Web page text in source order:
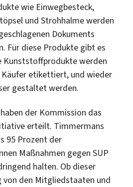
wie Einwegbesteck,
und Strohhalme werden
Dokuments
Für diese Produkte gibt es
Kunststoffprodukte werden
etikettiert, und wieder
gestaltet werden.
der Kommission das
erteilt. Timmermans
95 Prozent der
Maßnahmen gegen SUP
halten. Ob dieser
von den Mitgliedstaaten und